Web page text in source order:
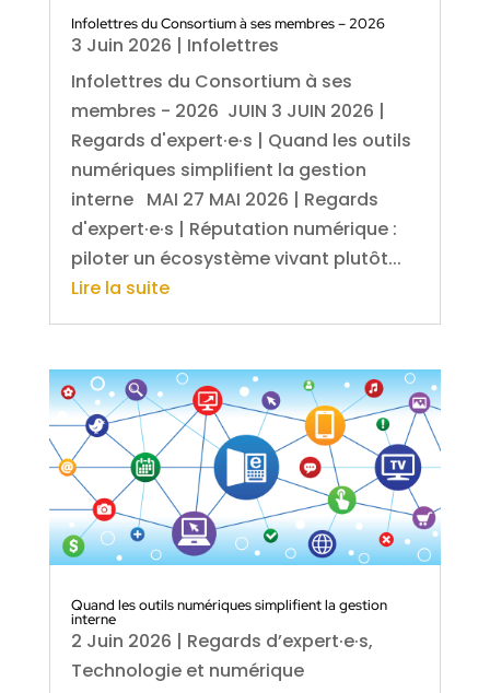
Infolettres du Consortium à ses membres – 2026
3 Juin 2026 | Infolettres
Infolettres du Consortium à ses
membres - 2026 JUIN 3 JUIN 2026 |
Regards d'expert·e·s | Quand les outils
numériques simplifient la gestion
interne MAI 27 MAI 2026 | Regards
d'expert·e·s | Réputation numérique :
piloter un écosystème vivant plutôt...
Lire la suite
Quand les outils numériques simplifient la gestion
interne
2 Juin 2026 | Regards d’expert·e·s,
Technologie et numérique